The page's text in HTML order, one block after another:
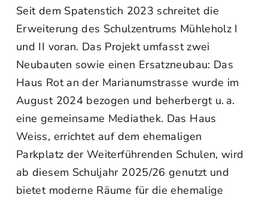
Seit dem Spatenstich 2023 schreitet die
Erweiterung des Schulzentrums Mühleholz I
und II voran. Das Projekt umfasst zwei
Neubauten sowie einen Ersatzneubau: Das
Haus Rot an der Marianumstrasse wurde im
August 2024 bezogen und beherbergt u. a.
eine gemeinsame Mediathek. Das Haus
Weiss, errichtet auf dem ehemaligen
Parkplatz der Weiterführenden Schulen, wird
ab diesem Schuljahr 2025/26 genutzt und
bietet moderne Räume für die ehemalige